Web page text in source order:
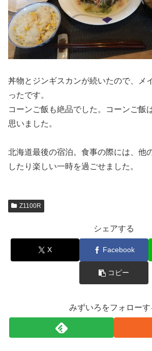
丼物とジンギスカンが続いたので、メ
ったです。
コーンご飯も絶品でした。コーンご飯
思いました。
北海道最後の宿泊。食事の際には、他
したり楽しい一時を過ごせました。
Z1100R
シェアする
X Facebook
コピー
みずいろをフォローす